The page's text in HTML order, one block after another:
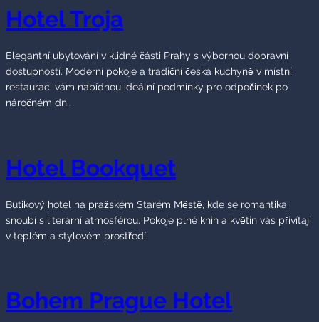
Hotel Troja
Elegantní ubytování v klidné části Prahy s výbornou dopravní
dostupností. Moderní pokoje a tradiční česká kuchyně v místní
restauraci vám nabídnou ideální podmínky pro odpočinek po
náročném dni.
Hotel Bookquet
Butikový hotel na pražském Starém Městě, kde se romantika
snoubí s literární atmosférou. Pokoje plné knih a květin vás přivítají
v teplém a stylovém prostředí.
Bohem Prague Hotel